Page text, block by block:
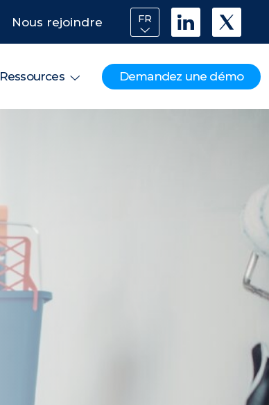
Nous rejoindre FR
Ressources Demandez une démo